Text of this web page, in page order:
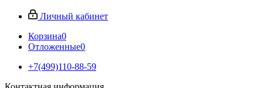
Личный кабинет
Корзина0
Отложенные0
+7(499)110-88-59